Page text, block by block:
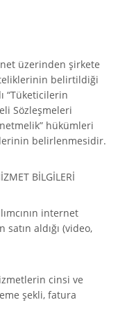
üzerinden şirkete
belirtildiği
“Tüketicilerin
Sözleşmeleri
hükümleri
belirlenmesidir.
BİLGİLERİ
internet
aldığı (video,
cinsi ve
şekli, fatura